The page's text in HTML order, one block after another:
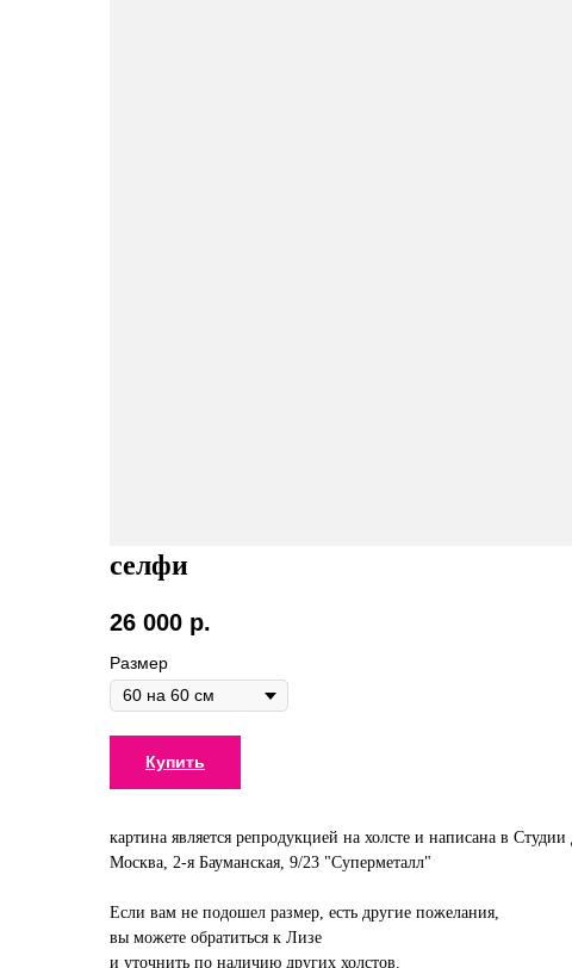
селфи
26 000 р.
Размер
Купить
картина является репродукцией на холсте и написана в
Москва, 2-я Бауманская, 9/23 "Суперметалл"
Если вам не подошел размер, есть другие пожелания,
вы можете обратиться к Лизе
и уточнить по наличию других холстов.